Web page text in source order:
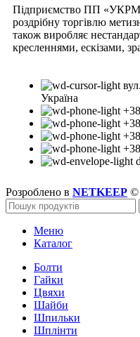
Підприємство ПП
роздрібну торгівлю
також виробляє
кресленнями, ескізами,
Україна
Розроблено в NETKEEP ©
Меню
Каталог
Болти
Гайки
Цвяхи
Шайби
Шпильки
Шплінти